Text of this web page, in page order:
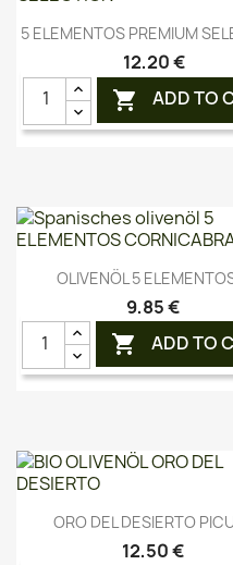
Vorschau
5 ELEMENTOS PREMIUM
12,20 €
 ADD TO
Vorschau
OLIVENÖL 5
9,85 €
 ADD TO
Vorschau
ORO DEL DESIERTO
12,50 €